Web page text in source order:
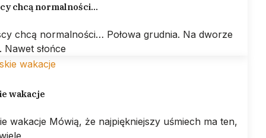
chcą normalności…
chcą normalności… Połowa grudnia. Na dworze
Nawet słońce
wakacje
wakacje Mówią, że najpiękniejszy uśmiech ma ten,